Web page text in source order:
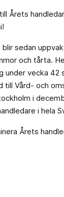
Årets
sedan
och tårta.
under vecka 42
till Vård- och
i
i hela
Årets